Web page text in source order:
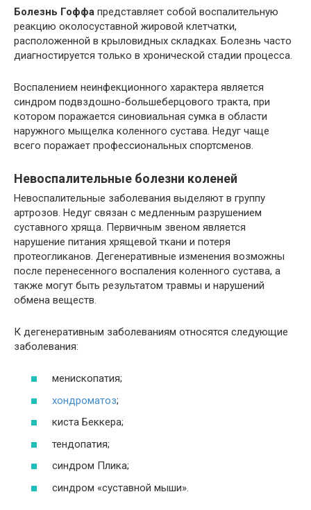
Болезнь Гоффа представляет собой воспалительную
реакцию околосуставной жировой клетчатки,
расположенной в крыловидных складках. Болезнь часто
диагностируется только в хронической стадии процесса.
Воспалением неинфекционного характера является
синдром подвздошно-большеберцового тракта, при
котором поражается синовиальная сумка в области
наружного мыщелка коленного сустава. Недуг чаще
всего поражает профессиональных спортсменов.
Невоспалительные болезни коленей
Невоспалительные заболевания выделяют в группу
артрозов. Недуг связан с медленным разрушением
суставного хряща. Первичным звеном является
нарушение питания хрящевой ткани и потеря
протеогликанов. Дегенеративные изменения возможны
после перенесенного воспаления коленного сустава, а
также могут быть результатом травмы и нарушений
обмена веществ.
К дегенеративным заболеваниям относятся следующие
заболевания:
менископатия;
хондроматоз;
киста Беккера;
тендопатия;
синдром Плика;
синдром «суставной мыши».